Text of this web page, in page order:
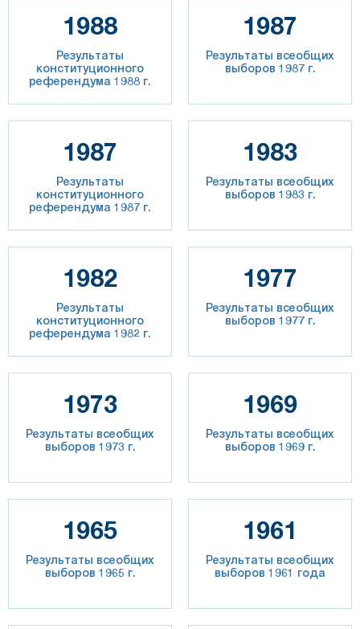
1988
Результаты
конституционного
референдума 1988 г.
1987
Результаты всеобщих
выборов 1987 г.
1987
Результаты
конституционного
референдума 1987 г.
1983
Результаты всеобщих
выборов 1983 г.
1982
Результаты
конституционного
референдума 1982 г.
1977
Результаты всеобщих
выборов 1977 г.
1973
Результаты всеобщих
выборов 1973 г.
1969
Результаты всеобщих
выборов 1969 г.
1965
Результаты всеобщих
выборов 1965 г.
1961
Результаты всеобщих
выборов 1961 года